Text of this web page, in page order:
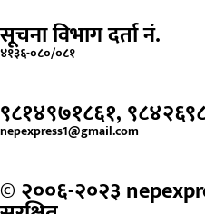
सूचना विभाग दर्ता नं.
४१३६-०८०/०८१
९८१४९७१८६१,
nepexpress1@gmail.com
© २००६-२०२३